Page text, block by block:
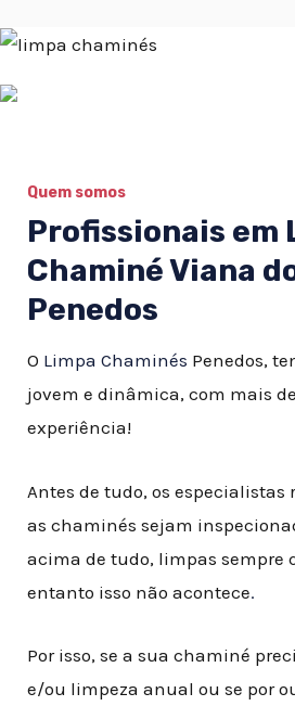
Quem somos
Profissionais em
Chaminé Viana
Penedos
O Limpa Chaminés Penedos,
jovem e dinâmica, com mais
experiência!
Antes de tudo, os especialistas
as chaminés sejam
acima de tudo, limpas sempre
entanto isso não acontece.
Por isso, se a sua chaminé
e/ou limpeza anual ou se por